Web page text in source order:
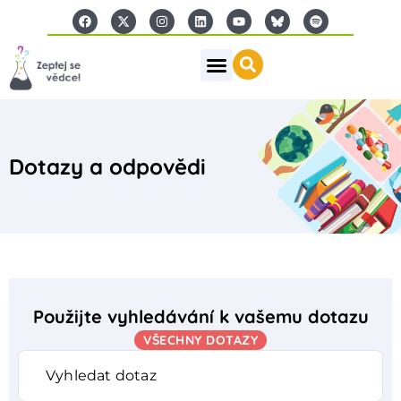
Dotazy a odpovědi
Použijte vyhledávání k vašemu dotazu
VŠECHNY DOTAZY